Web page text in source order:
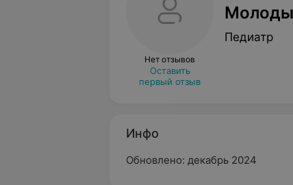
Нет отзывов
Оставить
первый отзыв
Педиатр
Инфо
Обновлено: декабрь 2024